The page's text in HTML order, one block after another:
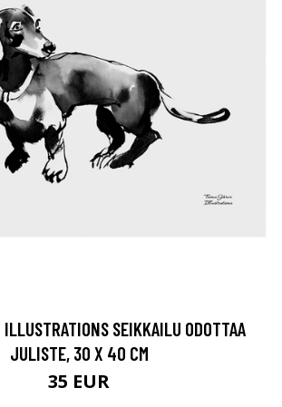
SEIKKAILU ODOTTAA
JULISTE, 30 X 40 CM
35 EUR